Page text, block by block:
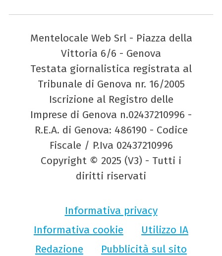
Mentelocale Web Srl - Piazza della
Vittoria 6/6 - Genova
Testata giornalistica registrata al
Tribunale di Genova nr. 16/2005
Iscrizione al Registro delle
Imprese di Genova n.02437210996 -
R.E.A. di Genova: 486190 - Codice
Fiscale / P.Iva 02437210996
Copyright © 2025 (V3) - Tutti i
diritti riservati
Informativa privacy
Informativa cookie
Utilizzo IA
Redazione
Pubblicità sul sito